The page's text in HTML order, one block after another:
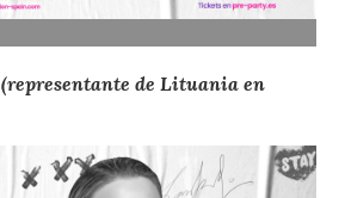
(representante de Lituania en